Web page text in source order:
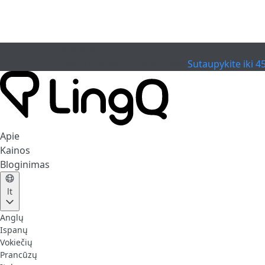
Sutaupykite iki
Apie
Kainos
Bloginimas
lt
Anglų
Ispanų
Vokiečių
Prancūzų